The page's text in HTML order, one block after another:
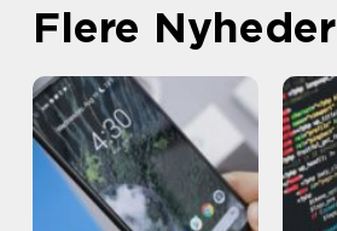
Flere Nyheder